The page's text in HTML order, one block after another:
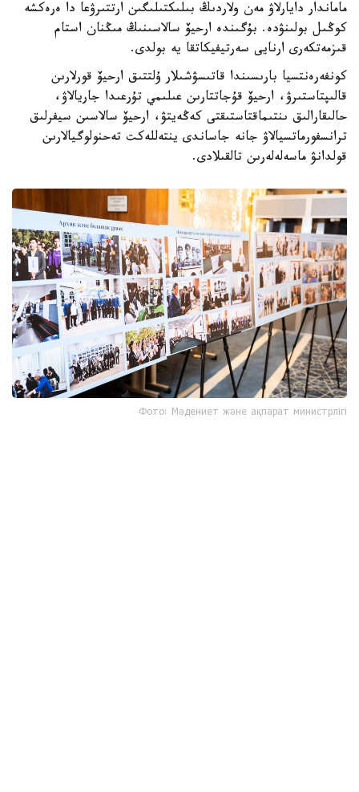
ماماندار دايارلاۋ مەن ولاردىڭ بىلىكتىلىگىن ارتتىرۋعا دا ەرەكشە
كوڭىل بولىنۋدە. بۇگىندە ارحيۆ سالاسىنىڭ مىڭنان استام
قىزمەتكەرى ارنايى سەرتيفيكاتقا يە بولدى.
كونفەرەنتسيا بارىسىندا قاتىسۋشىلار ۇلتتىق ارحيۆ قورلارىن
قالىپتاستىرۋ، ارحيۆ قۇجاتتارىن عىلىمي تۇرعىدا جاريالاۋ،
حالىقارالىق ىنتىماقتاستىقتى كەڭەيتۋ، ارحيۆ سالاسىن سيفرلىق
ترانسفورماتسيالاۋ جانە جاساندى ينتەللەكت تەحنولوگيالارىن
قولدانۋ ماسەلەلەرىن تالقىلادى.
Фото: Мәдениет және ақпарат министрлігі